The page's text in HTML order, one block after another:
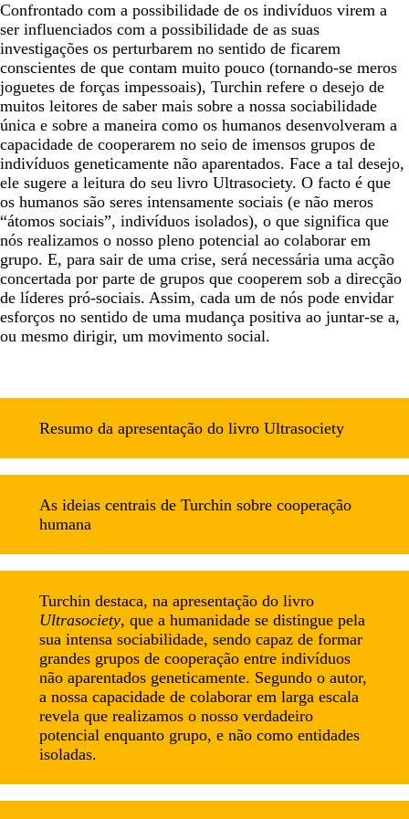
Confrontado com a possibilidade de os indivíduos virem a
ser influenciados com a possibilidade de as suas
investigações os perturbarem no sentido de ficarem
conscientes de que contam muito pouco (tornando-se meros
joguetes de forças impessoais), Turchin refere o desejo de
muitos leitores de saber mais sobre a nossa sociabilidade
única e sobre a maneira como os humanos desenvolveram a
capacidade de cooperarem no seio de imensos grupos de
indivíduos geneticamente não aparentados. Face a tal desejo,
ele sugere a leitura do seu livro Ultrasociety. O facto é que
os humanos são seres intensamente sociais (e não meros
“átomos sociais”, indivíduos isolados), o que significa que
nós realizamos o nosso pleno potencial ao colaborar em
grupo. E, para sair de uma crise, será necessária uma acção
concertada por parte de grupos que cooperem sob a direcção
de líderes pró-sociais. Assim, cada um de nós pode envidar
esforços no sentido de uma mudança positiva ao juntar-se a,
ou mesmo dirigir, um movimento social.
Resumo da apresentação do livro Ultrasociety
As ideias centrais de Turchin sobre cooperação
humana
Turchin destaca, na apresentação do livro
Ultrasociety, que a humanidade se distingue pela
sua intensa sociabilidade, sendo capaz de formar
grandes grupos de cooperação entre indivíduos
não aparentados geneticamente. Segundo o autor,
a nossa capacidade de colaborar em larga escala
revela que realizamos o nosso verdadeiro
potencial enquanto grupo, e não como entidades
isoladas.